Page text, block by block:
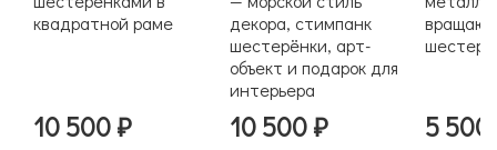
квадратной раме
10 500 ₽
декора, стимпанк
шестерёнки, арт-
объект и подарок для
интерьера
10 500 ₽ 5 500